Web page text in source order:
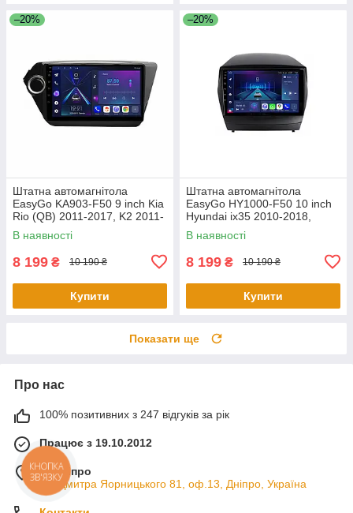
–20%
Штатна автомагнітола
EasyGo KA903-F50 9 inch Kia
Rio (QB) 2011-2017, K2 2011-
2017
В наявності
8 199 ₴ 10 190 ₴
Купити
–20%
Штатна автомагнітола
EasyGo HY1000-F50 10 inch
Hyundai ix35 2010-2018,
Tucson (LM) 2010-2018
В наявності
8 199 ₴ 10 190 ₴
Купити
Показати ще
Про нас
100% позитивних з 247 відгуків за рік
Працює з 19.10.2012
м. Дніпро
пр. Дмитра Яорницького 81, оф.13, Дніпро, Україна
КНОПКА
ЗВ'ЯЗКУ